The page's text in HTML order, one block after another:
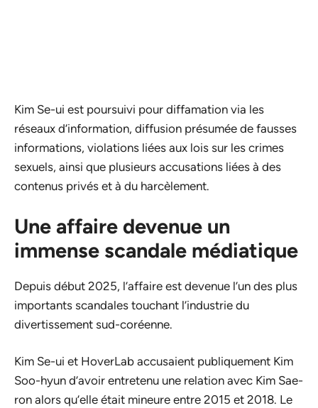
Kim Se-ui est poursuivi pour diffamation via les
réseaux d’information, diffusion présumée de fausses
informations, violations liées aux lois sur les crimes
sexuels, ainsi que plusieurs accusations liées à des
contenus privés et à du harcèlement.
Une affaire devenue un
immense scandale médiatique
Depuis début 2025, l’affaire est devenue l’un des plus
importants scandales touchant l’industrie du
divertissement sud-coréenne.
Kim Se-ui et HoverLab accusaient publiquement Kim
Soo-hyun d’avoir entretenu une relation avec Kim Sae-
ron alors qu’elle était mineure entre 2015 et 2018. Le